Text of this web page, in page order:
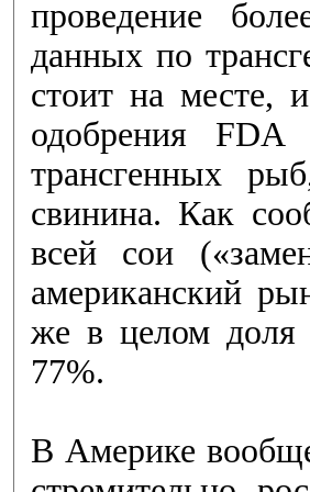
проведение
данных по
стоит на месте,
одобрения
трансгенных
свинина. Как
всей сои
американский
же в целом доля
77%.
В Америке